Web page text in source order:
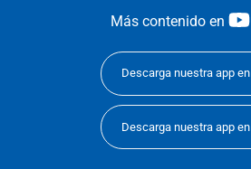
Más contenido en
Descarga nuestra app en
Descarga nuestra app en